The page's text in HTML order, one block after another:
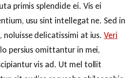
primis splendide ei. Vis ei
usu sint intellegat ne. Sed in
delicatissimi at ius.Veri
persius omittantur in mei,
vis ad. Ut mel tollit